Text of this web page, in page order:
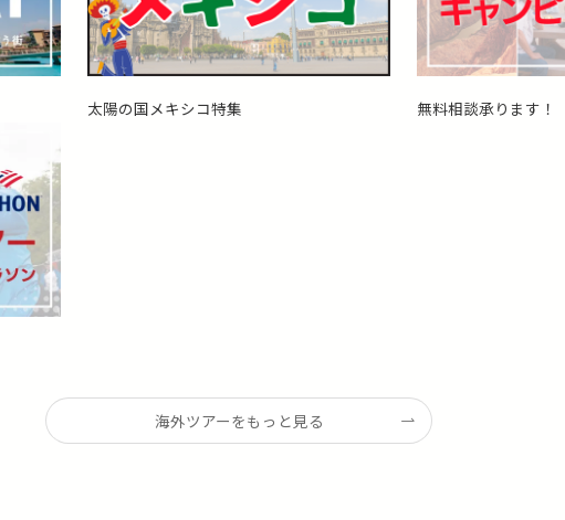
太陽の国メキシコ特集 無料相談承ります！
海外ツアーをもっと見る